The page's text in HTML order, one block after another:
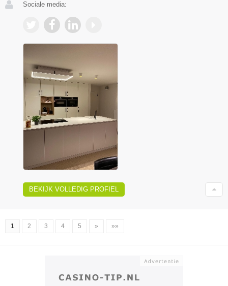
Sociale media:
BEKIJK VOLLEDIG PROFIEL
1 2 3 4 5 » »»